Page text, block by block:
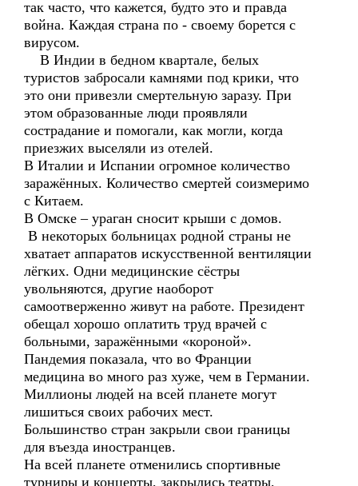
так часто, что кажется, будто это и правда
война. Каждая страна по - своему борется с
вирусом.
В Индии в бедном квартале, белых
туристов забросали камнями под крики, что
это они привезли смертельную заразу. При
этом образованные люди проявляли
сострадание и помогали, как могли, когда
приезжих выселяли из отелей.
В Италии и Испании огромное количество
заражённых. Количество смертей соизмеримо
с Китаем.
В Омске – ураган сносит крыши с домов.
В некоторых больницах родной страны не
хватает аппаратов искусственной вентиляции
лёгких. Одни медицинские сёстры
увольняются, другие наоборот
самоотверженно живут на работе. Президент
обещал хорошо оплатить труд врачей с
больными, заражёнными «короной».
Пандемия показала, что во Франции
медицина во много раз хуже, чем в Германии.
Миллионы людей на всей планете могут
лишиться своих рабочих мест.
Большинство стран закрыли свои границы
для въезда иностранцев.
На всей планете отменились спортивные
турниры и концерты, закрылись театры,